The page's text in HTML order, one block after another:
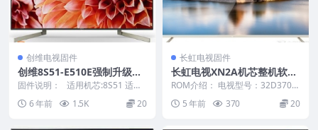
创维电视固件
创维8S51-E510E强制升级救
砖固件刷机包
固件说明： 适用机芯:8S51 适用
机型: 42/49/50/55...
6 年前 1.5K 20
长虹电视固件
长虹电视XN2A机芯整机软件
32D3700I_LJ5C_V1.00055U
盘固件刷机包
ROM介绍： 电视型号：32D3700I
电视版本：V1.00055 电视主
板：...5 年前 370 20